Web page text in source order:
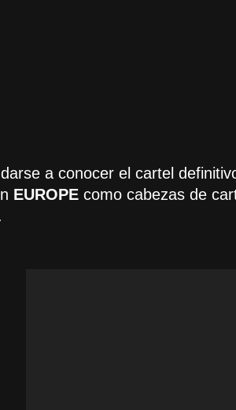
a conocer el cartel
EUROPE como cabezas de